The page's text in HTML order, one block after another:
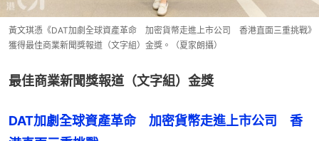
黃文琪憑《DAT加劇全球資產革命 加密貨幣走進上市公司 香港直面三重挑戰》
獲得最佳商業新聞獎報道（文字組）金獎。（夏家朗攝）
最佳商業新聞獎報道（文字組）金獎
DAT加劇全球資產革命　加密貨幣走進上市公司　香